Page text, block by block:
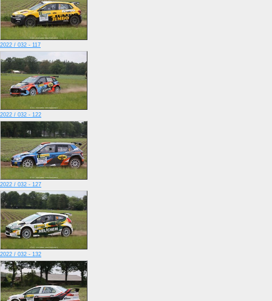
2022 / 032 - 117
2022 / 032 - 122
2022 / 032 - 127
2022 / 032 - 132